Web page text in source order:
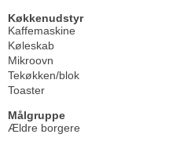
Køkkenudstyr
Kaffemaskine
Køleskab
Mikroovn
Tekøkken/blok
Toaster
Målgruppe
Ældre borgere